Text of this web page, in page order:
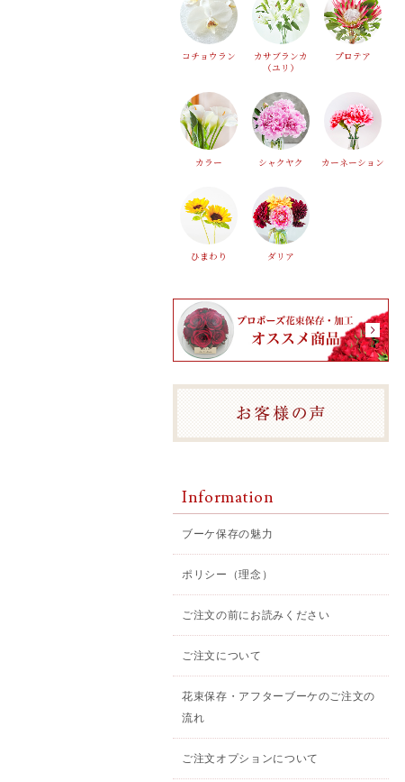
コチョウラン
カサブランカ
（ユリ）
プロテア
カラー シャクヤク カーネーション
ひまわり ダリア
Information
ブーケ保存の魅力
ポリシー（理念）
ご注文の前にお読みください
ご注文について
花束保存・アフターブーケのご注文の
流れ
ご注文オプションについて